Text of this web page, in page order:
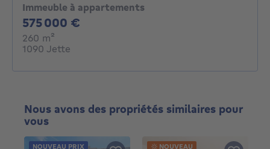
Immeuble à appartements
575 000 €
260 m²
1090 Jette
Nous avons des propriétés similaires pour
vous
NOUVEAU PRIX NOUVEAU